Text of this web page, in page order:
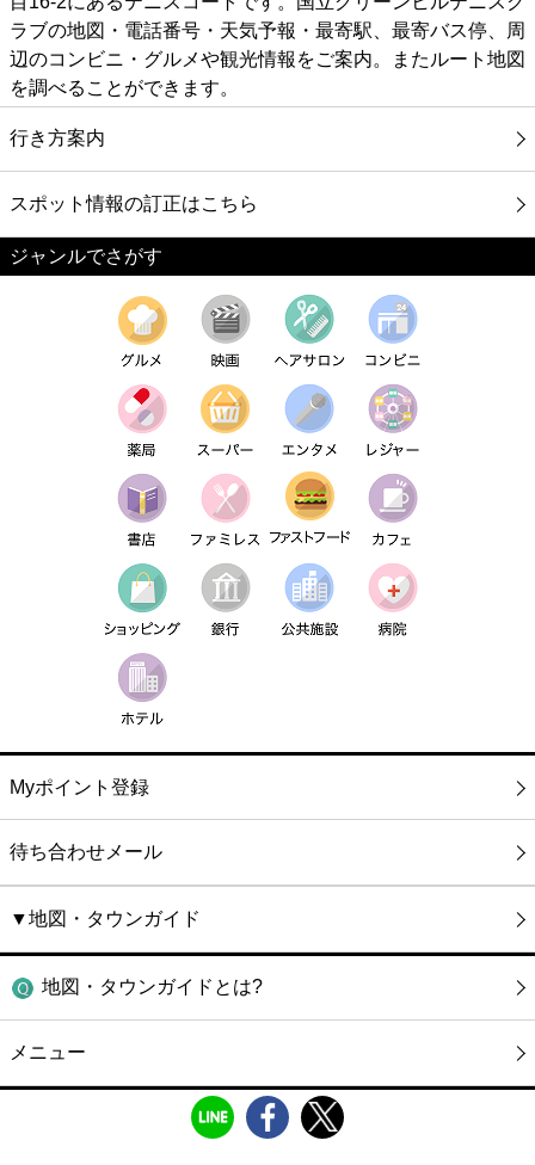
ラブの地図・電話番号・天気予報・最寄駅、最寄バス停、周
辺のコンビニ・グルメや観光情報をご案内。またルート地図
を調べることができます。
行き方案内
スポット情報の訂正はこちら
ジャンルでさがす
Myポイント登録
待ち合わせメール
▼地図・タウンガイド
地図・タウンガイドとは?
メニュー